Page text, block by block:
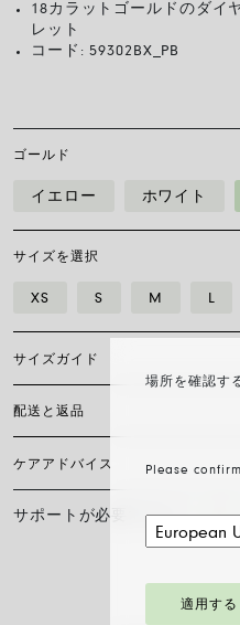
場所を確認す
Please
適用する
18カラットゴールドのダイ
レット
コード:59302BX_PB
ゴールド
イエロー ホワイト
サイズを選択
XS S M L
サイズガイド
Flex’itブレスレットは特許を取得
トゴールドのみで作られており、
巻き尺、糸、または短冊を使い、
ください。
S M
配送と返品
現在、日本国内においては当サイ
しておりません。
ケアアドバイス
FOPEジュエリーの輝きと美しさ
の接触を避け、寝る前やスポーツ
拭くだけで十分です。 ダイヤモン
で洗浄し、すすいで自然乾燥させ
サポートが必要ですか？お問